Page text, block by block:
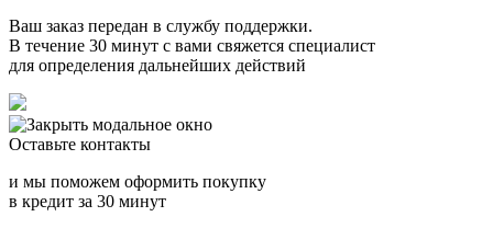
Ваш заказ передан в службу поддержки.
В течение 30 минут с вами свяжется специалист
для определения дальнейших действий
Оставьте контакты
и мы поможем оформить покупку
в кредит за 30 минут